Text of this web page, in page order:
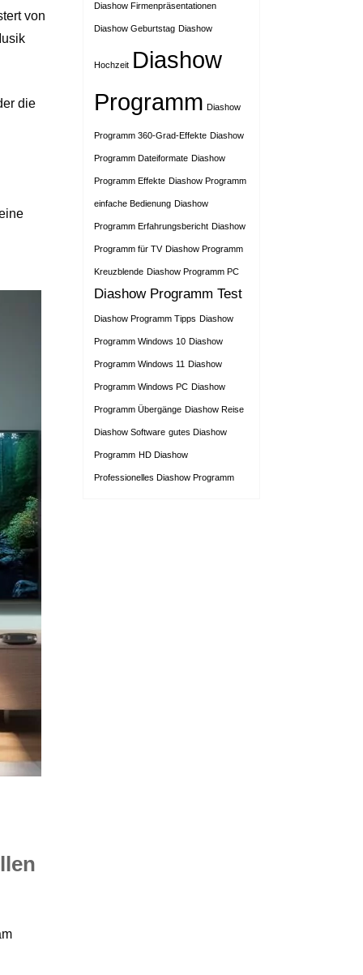
von
die
Diashow Firmenpräsentationen
Diashow Geburtstag Diashow
Hochzeit Diashow
Programm Diashow
Programm 360-Grad-Effekte Diashow
Programm Dateiformate Diashow
Programm Effekte Diashow Programm
einfache Bedienung Diashow
Programm Erfahrungsbericht Diashow
Programm für TV Diashow Programm
Kreuzblende Diashow Programm PC
Diashow Programm Test
Diashow Programm Tipps Diashow
Programm Windows 10 Diashow
Programm Windows 11 Diashow
Programm Windows PC Diashow
Programm Übergänge Diashow Reise
Diashow Software gutes Diashow
Programm HD Diashow
Professionelles Diashow Programm